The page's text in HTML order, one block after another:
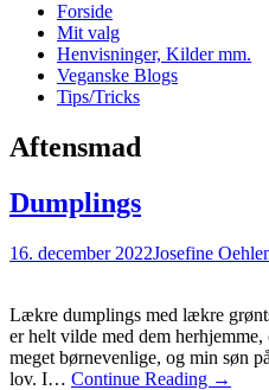
Forside
Mit valg
Henvisninger, Kilder mm.
Veganske Blogs
Tips/Tricks
Aftensmad
Dumplings
16. december 2022Josefine
Lækre dumplings med lækre
er helt vilde med dem
meget børnevenlige, og min søn
lov. I… Continue Reading →